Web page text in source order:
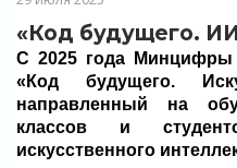
«Код будущего.
С 2025 года Минцифры
«Код будущего.
направленный на
классов и
искусственного